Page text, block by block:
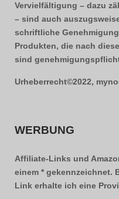
Vervielfältigung – dazu
– sind auch
schriftliche
Produkten, die nach
sind
Urheberrecht©2022,
WERBUNG
Affiliate-Links und
einem * gekennzeichnet.
Link erhalte ich eine